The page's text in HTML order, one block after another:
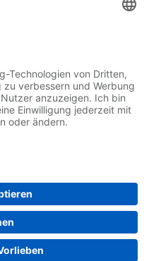
Cookie Choices